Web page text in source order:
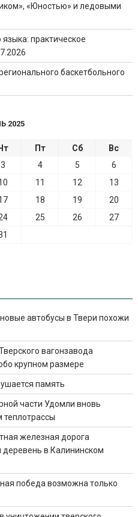
«Юностью» и ледовыми
практическое
баскетбольного
2025
Пт Сб
Вс
3 4 5
6
11 12
13
18 19
20
25 26
27
автобусы в Твери похожи
вагонзавода
крупном размере
память
части Удомли вновь
теплотрассы
железная дорога
деревень в Калининском
победа возможна только